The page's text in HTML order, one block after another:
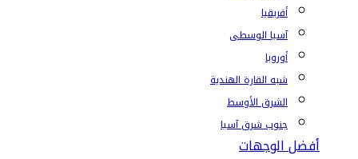
أفريقيا
آسيا الوسطى
أوروبا
شبه القارة الهندية
الشرق الأوسط
جنوب شرق آسيا
أفضل الوجهات